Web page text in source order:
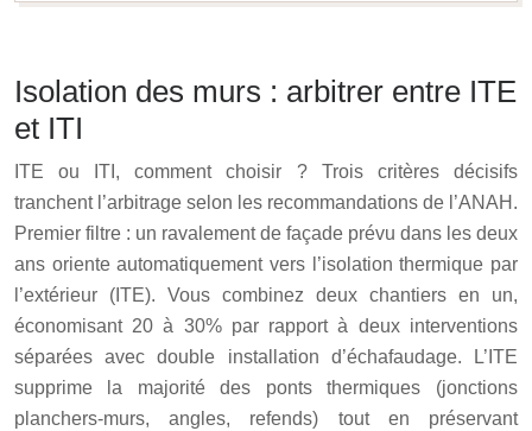
Isolation des murs : arbitrer entre ITE
et ITI
ITE ou ITI, comment choisir ? Trois critères décisifs
tranchent l’arbitrage selon les recommandations de l’ANAH .
Premier filtre : un ravalement de façade prévu dans les deux
ans oriente automatiquement vers l’isolation thermique par
l’extérieur (ITE). Vous combinez deux chantiers en un,
économisant 20 à 30% par rapport à deux interventions
séparées avec double installation d’échafaudage. L’ITE
supprime la majorité des ponts thermiques (jonctions
planchers-murs, angles, refends) tout en préservant